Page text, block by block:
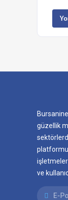
güzellik
ve
E-